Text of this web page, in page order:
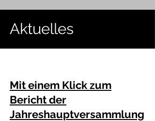
Aktuelles
Mit einem Klick zum
Bericht der
Jahreshauptversammlung